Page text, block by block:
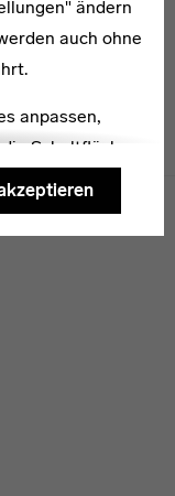
ändern
auch ohne
anpassen,
Schaltfläche